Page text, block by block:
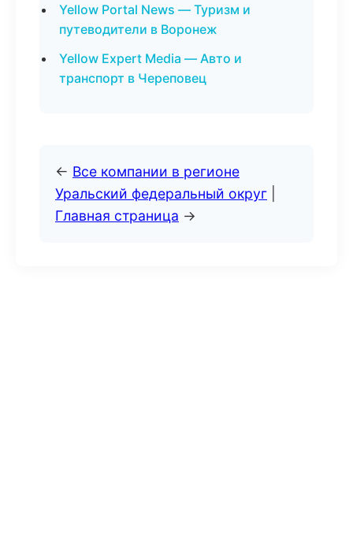
Yellow Portal News — Туризм и
путеводители в Воронеж
Yellow Expert Media — Авто и
транспорт в Череповец
← Все компании в регионе
Уральский федеральный округ
Главная страница →